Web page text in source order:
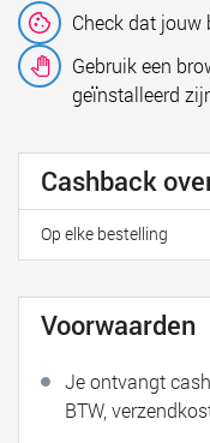
Check dat jouw
Gebruik een
geïnstalleerd
Cashback
Op elke bestelling
Voorwaarden
Je ontvangt
BTW,